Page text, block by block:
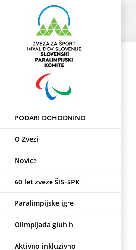
PODARI DOHODNINO
O Zvezi
Novice
60 let zveze ŠIS-SPK
Paralimpijske igre
Olimpijada gluhih
Aktivno inkluzivno